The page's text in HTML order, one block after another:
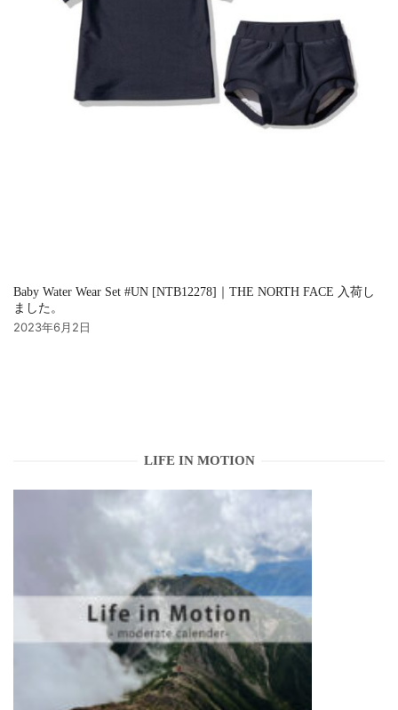
Baby Water Wear Set #UN [NTB12278]｜THE NORTH FACE 入荷し
ました。
2023年6月2日
LIFE IN MOTION